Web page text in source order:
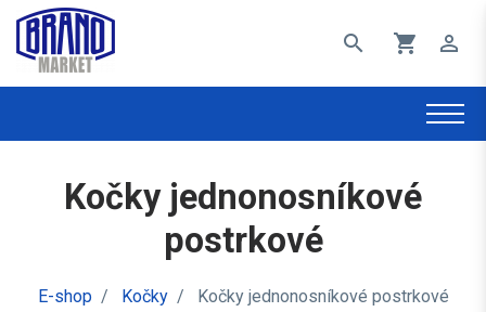
search shopping_cart perm_identity
Kočky jednonosníkové
postrkové
E-shop / Kočky / Kočky jednonosníkové postrkové